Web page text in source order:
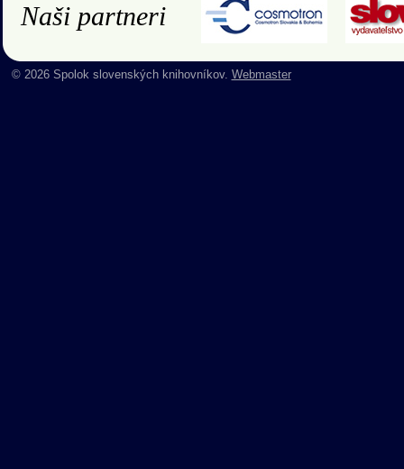
Naši partneri
© 2026 Spolok slovenských knihovníkov. Webmaster